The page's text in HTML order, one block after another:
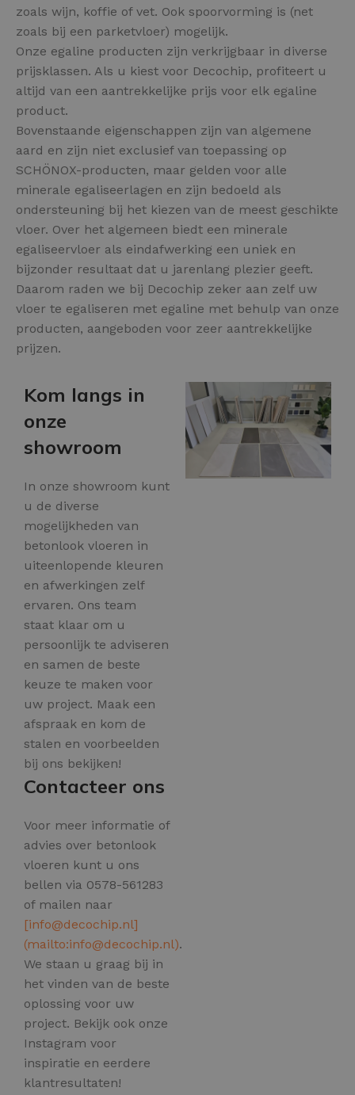
zoals wijn, koffie of vet. Ook spoorvorming is (net
zoals bij een parketvloer) mogelijk.
Onze egaline producten zijn verkrijgbaar in diverse
prijsklassen. Als u kiest voor Decochip, profiteert u
altijd van een aantrekkelijke prijs voor elk egaline
product.
Bovenstaande eigenschappen zijn van algemene
aard en zijn niet exclusief van toepassing op
SCHÖNOX-producten, maar gelden voor alle
minerale egaliseerlagen en zijn bedoeld als
ondersteuning bij het kiezen van de meest geschikte
vloer. Over het algemeen biedt een minerale
egaliseervloer als eindafwerking een uniek en
bijzonder resultaat dat u jarenlang plezier geeft.
Daarom raden we bij Decochip zeker aan zelf uw
vloer te egaliseren met egaline met behulp van onze
producten, aangeboden voor zeer aantrekkelijke
prijzen.
Kom langs in
onze
showroom
In onze showroom kunt
u de diverse
mogelijkheden van
betonlook vloeren in
uiteenlopende kleuren
en afwerkingen zelf
ervaren. Ons team
staat klaar om u
persoonlijk te adviseren
en samen de beste
keuze te maken voor
uw project. Maak een
afspraak en kom de
stalen en voorbeelden
bij ons bekijken!
Contacteer ons
Voor meer informatie of
advies over betonlook
vloeren kunt u ons
bellen via 0578-561283
of mailen naar
[info@decochip.nl]
(mailto:info@decochip.nl).
We staan u graag bij in
het vinden van de beste
oplossing voor uw
project. Bekijk ook onze
Instagram voor
inspiratie en eerdere
klantresultaten!